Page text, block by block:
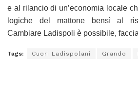
e al rilancio di un’economia locale
logiche del mattone bensì al
Cambiare Ladispoli è possibile,
Tags: Cuori Ladispolani Grando